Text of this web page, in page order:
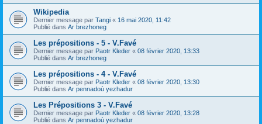
Wikipedia
Dernier message par Tangi « 16 mai 2020, 11:42
Publié dans Ar brezhoneg
Les prépositions - 5 - V.Favé
Dernier message par Paotr Kleder « 08 février 2020, 13:33
Publié dans Ar brezhoneg
Les prépositions - 4 - V.Favé
Dernier message par Paotr Kleder « 08 février 2020, 13:30
Publié dans Ar pennadoù yezhadur
Les Prépositions 3 - V.Favé
Dernier message par Paotr Kleder « 08 février 2020, 13:28
Publié dans Ar pennadoù yezhadur